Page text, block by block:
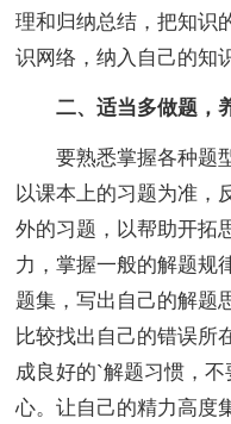
理和归纳总结，把知识
识网络，纳入自己的知
二、适当多做题，
要熟悉掌握各种题型
以课本上的习题为准，
外的习题，以帮助开拓
力，掌握一般的解题规
题集，写出自己的解题
比较找出自己的错误所
成良好的`解题习惯，
心。让自己的精力高度